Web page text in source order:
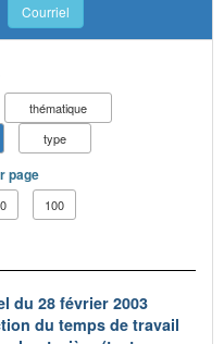
Courriel
thématique
type
page
100
du 28 février 2003
du temps de travail